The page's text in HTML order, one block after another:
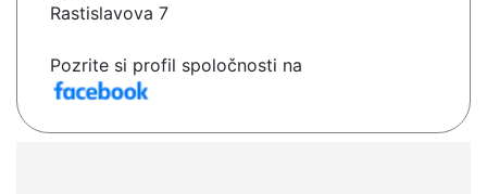
Rastislavova 7
Pozrite si profil spoločnosti na